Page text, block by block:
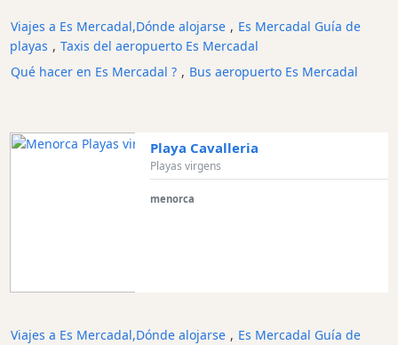
lugares
de
interés
Parque
deportivo
turística
Viajes a Es Mercadal,Dónde alojarse , Es Mercadal Guía de
playas , Taxis del aeropuerto Es Mercadal
Qué hacer en Es Mercadal ? , Bus aeropuerto Es Mercadal
Playa Cavalleria
Playas virgens
menorca
Viajes a Es Mercadal,Dónde alojarse , Es Mercadal Guía de